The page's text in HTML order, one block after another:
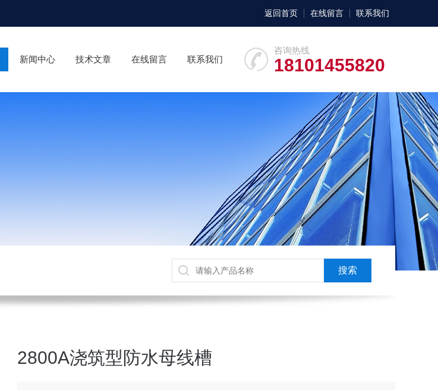
返回首页 在线留言 联系我们
咨询热线
18101455820
新闻中心 技术文章 在线留言 联系我们
2800A浇筑型防水母线槽